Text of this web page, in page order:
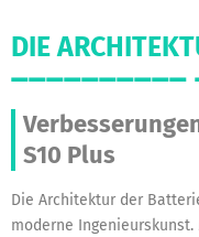
DIE
S10 Plus
Die Architektur der
moderne